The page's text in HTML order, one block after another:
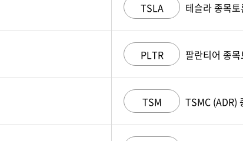
TSLA 테슬라 종목
PLTR 팔란티어 종
TSM TSMC (ADR)